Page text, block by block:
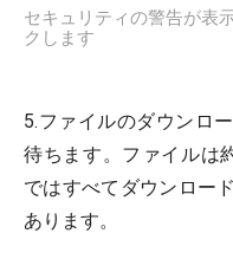
セキュリティの警告が表
クします
5.ファイルのダウンロ
待ちます。ファイルは
ではすべてダウンロー
あります。